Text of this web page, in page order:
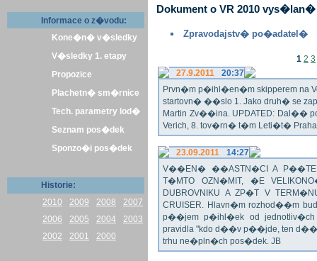
Informace o z�vodu:
Kone�n� v�sledky
V�sledky 1. etapy
Propozice
Plachetn� sm�rnice
Tech. parametry lod�
Seznam pos�dek
Sponzo�i pos�dek
Historie:
2010
2009 2008
2007
2006
2005 2004
2003
2002
2001 2000
Dokument o VR 2010
Zpravodajstv� po�adatel�
1 2 3
27.9.2011
20:37
Prvn�m p�ihl�en�m skipperem na
startovn� ��slo 1. Jako druh� se
Martin Zv��ina. UPDATED: Dal��
Verich, 8. tov�rn� t�m Leti�t� Praha
23.09.2011
14:27
V��EN� ��ASTN�CI A
T�MTO OZN�MIT, �E
DUBROVNIKU A ZP�T V
CRUISER. Hlavn�m rozhod��m
p��jem p�ihl�ek od
pravidla "kdo d��v p��jde, ten
trhu ne�pln�ch pos�dek. JB